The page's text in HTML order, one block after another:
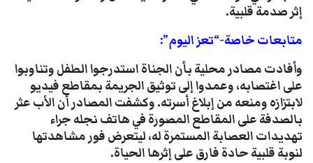
إثر صدمة قلبية.
متابعات خاصة-“تعز اليوم”:
​وأفادت مصادر محلية بأن الجناة استدرجوا الطفل وتناوبوا
على اغتصابه، وعمدوا إلى توثيق الجريمة بمقاطع فيديو
لابتزازه ومنعه من إبلاغ أسرته. وكشفت المصادر أن الأب عثر
بالصدفة على المقاطع المصورة في هاتف نجله جراء
تهديدات العصابة المستمرة له، ليتعرض فور مشاهدتها
لنوبة قلبية حادة فارق على إثرها الحياة.